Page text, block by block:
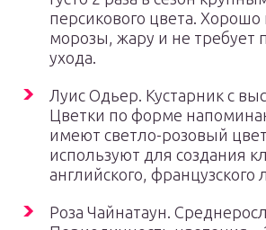
персикового цвета. Хорошо
морозы, жару и не требует
ухода.
Луис Одьер. Кустарник с
Цветки по форме
имеют светло-розовый
используют для создания
английского, французского
Роза Чайнатаун.